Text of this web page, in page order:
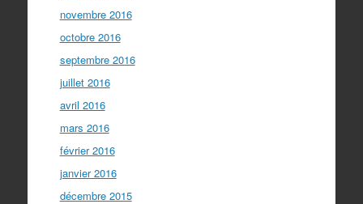
novembre 2016
octobre 2016
septembre 2016
juillet 2016
avril 2016
mars 2016
février 2016
janvier 2016
décembre 2015